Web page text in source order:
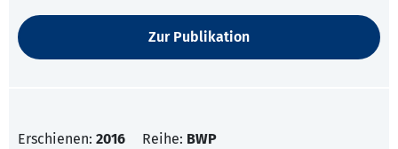
Zur Publikation
Erschienen: 2016 Reihe: BWP